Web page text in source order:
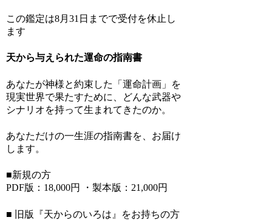
この鑑定は8月31日までで受付を休止し
ます
天から与えられた運命の指南書
あなたが神様と約束した「運命計画」を
現実世界で果たすために、どんな武器や
シナリオを持って生まれてきたのか。
あなただけの一生涯の指南書を、お届け
します。
■新規の方
PDF版：18,000円 ・製本版：21,000円
■ 旧版『天からのいろは』をお持ちの方